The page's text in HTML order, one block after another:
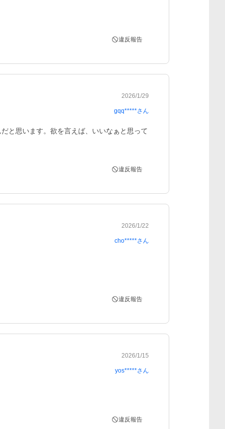
違反報告
2026/1/29
gqq*****さん
と思います。欲を言えば、いいなぁと思って
違反報告
2026/1/22
cho*****さん
違反報告
2026/1/15
yos*****さん
違反報告